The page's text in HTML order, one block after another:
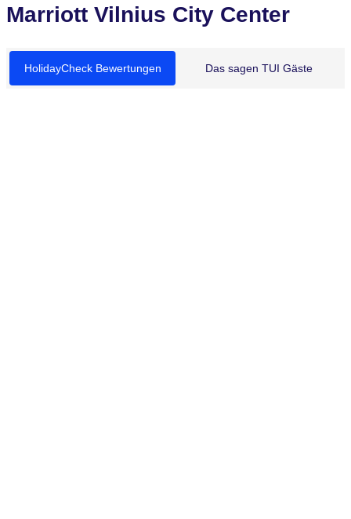
Marriott Vilnius City Center
HolidayCheck Bewertungen Das sagen TUI Gäste